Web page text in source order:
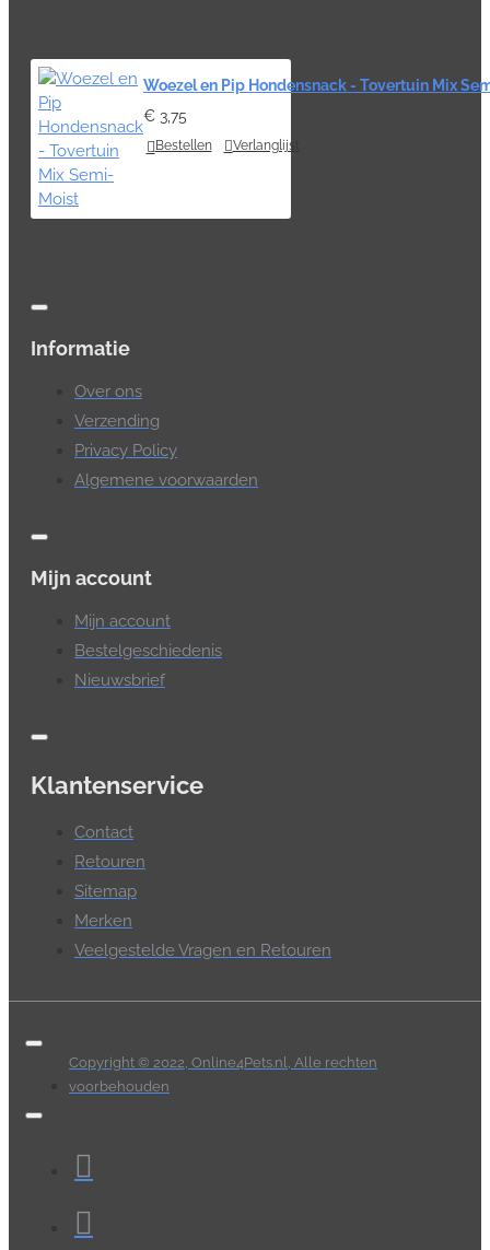
Woezel en Pip Hondensnack - Tovertuin Mix
€ 3,75
Bestellen Verlanglijst
Informatie
Over ons
Verzending
Privacy Policy
Algemene voorwaarden
Mijn account
Mijn account
Bestelgeschiedenis
Nieuwsbrief
Klantenservice
Contact
Retouren
Sitemap
Merken
Veelgestelde Vragen en Retouren
Copyright © 2022, Online4Pets.nl, Alle rechten
voorbehouden